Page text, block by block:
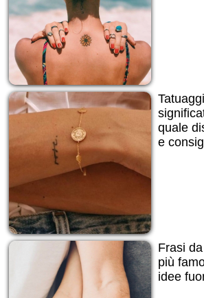
quale
e
Frasi
più
idee